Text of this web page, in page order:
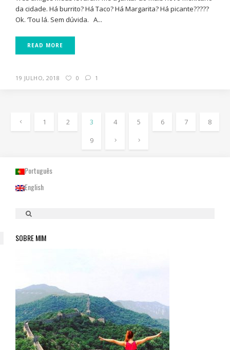
da cidade. Há burrito? Há Taco? Há Margarita? Há picante?????
Ok. ‘Tou lá. Sem dúvida. A...
READ MORE
19 JULHO, 2018 0 1
1 2 3 4 5 6 7
8
9
Português
English
SOBRE MIM